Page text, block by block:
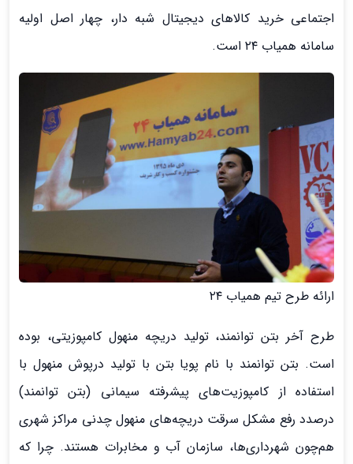
اجتماعی خرید کالاهای دیجیتال شبه دار، چهار اصل اولیه
سامانه همیاب ۲۴ است.
ارائه طرح تیم‌ همیاب ۲۴
طرح آخر بتن توانمند، تولید دریچه منهول کامپوزیتی، بوده
است. بتن توانمند با نام پویا بتن با تولید درپوش منهول با
استفاده از کامپوزیت‌های پیشرفته سیمانی (بتن توانمند)
درصدد رفع مشکل سرقت دریچه‌های منهول چدنی مراکز شهری
هم‌چون شهرداری‌ها، سازمان آب و مخابرات هستند. چرا که